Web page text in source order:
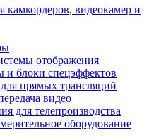
камкордеров, видеокамер и
отображения
блоки спецэффектов
прямых трансляций
видео
для телепроизводства
оборудование